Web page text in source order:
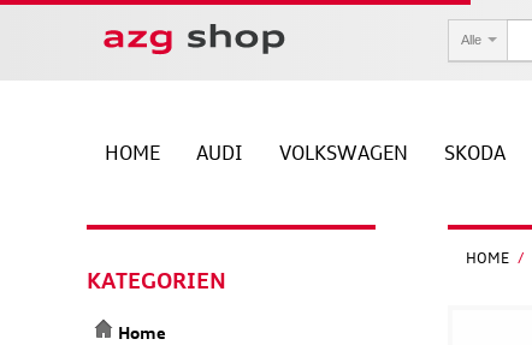
Alle
HOME AUDI VOLKSWAGEN SKODA
HOME /
KATEGORIEN
Home